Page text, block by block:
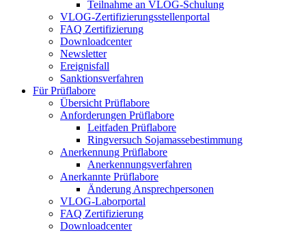
Teilnahme an VLOG-Schulung
VLOG-Zertifizierungsstellenportal
FAQ Zertifizierung
Downloadcenter
Newsletter
Ereignisfall
Sanktionsverfahren
Für Prüflabore
Übersicht Prüflabore
Anforderungen Prüflabore
Leitfaden Prüflabore
Ringversuch Sojamassebestimmung
Anerkennung Prüflabore
Anerkennungsverfahren
Anerkannte Prüflabore
Änderung Ansprechpersonen
VLOG-Laborportal
FAQ Zertifizierung
Downloadcenter